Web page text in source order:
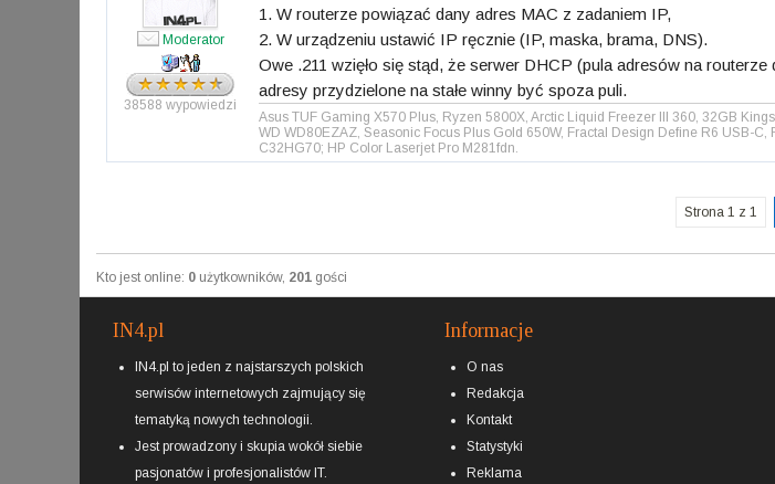
Moderator
38588 wypowiedzi
1. W routerze powiązać dany adres MAC z zadaniem IP,
2. W urządzeniu ustawić IP ręcznie (IP, maska, brama, DNS).
Owe .211 wzięło się stąd, że serwer DHCP (pula adresów na
adresy przydzielone na stałe winny być spoza puli.
Asus TUF Gaming X570 Plus, Ryzen 5800X, Arctic Liquid Freezer III 360, 32GB
WD WD80EZAZ, Seasonic Focus Plus Gold 650W, Fractal Design Define R6 USB-
C32HG70; HP Color Laserjet Pro M281fdn.
Strona 1 z 1
Kto jest online: 0 użytkowników, 201 gości
IN4.pl
IN4.pl to jeden z najstarszych polskich
serwisów internetowych zajmujący się
tematyką nowych technologii.
Jest prowadzony i skupia wokół siebie
pasjonatów i profesjonalistów IT.
Informacje
O nas
Redakcja
Kontakt
Statystyki
Reklama